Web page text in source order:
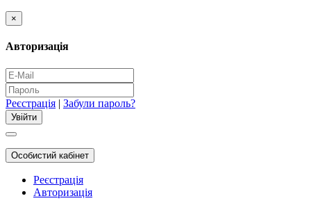
×
Авторизація
Реєстрація | Забули пароль?
Особистий кабінет
Реєстрація
Авторизація